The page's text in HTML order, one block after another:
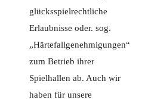
glücksspielrechtliche
Erlaubnisse oder. sog.
„Härtefallgenehmigungen“
zum Betrieb ihrer
Spielhallen ab. Auch wir
haben für unsere